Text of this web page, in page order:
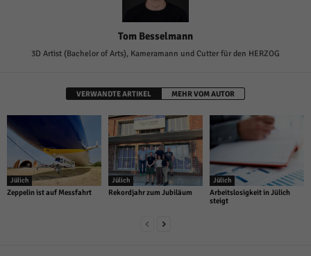
Tom Besselmann
3D Artist (Bachelor of Arts), Kameramann und Cutter für den HERZOG
VERWANDTE ARTIKEL MEHR VOM AUTOR
Jülich
Zeppelin ist auf Messfahrt
Jülich
Rekordjahr zum Jubiläum
Jülich
Arbeitslosigkeit in Jülich
steigt